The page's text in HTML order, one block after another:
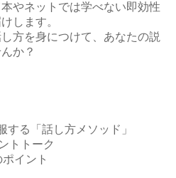
やネットでは学べない即効性
します。
方を身につけて、あなたの説
か？
する「話し方メソッド」
トトーク
イント